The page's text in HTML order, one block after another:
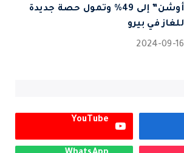
أوشن” إلى 49% وتمول حصة جديدة
للغاز في بيرو
2024-09-16
YouTube